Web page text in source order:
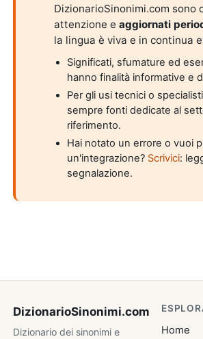
DizionarioSinonimi.com sono
attenzione eaggiornati
la lingua è viva e in continua
Significati, sfumature ed
hanno finalità informative e
Per gli usi tecnici o
sempre fonti dedicate al
riferimento.
Hai notato un errore o vuoi
un'integrazione? Scrivici:
segnalazione.
DizionarioSinonimi.com
Dizionario dei sinonimi e
Home